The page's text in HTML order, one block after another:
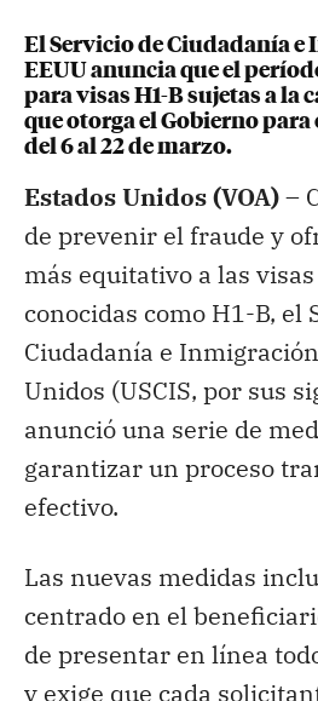
El Servicio de Ciudadanía e
EEUU anuncia que el
para visas H1-B sujetas a la
que otorga el Gobierno para
del 6 al 22 de marzo.
Estados Unidos (VOA) –
de prevenir el fraude y
más equitativo a las
conocidas como H1-B, el
Ciudadanía e
Unidos (USCIS, por sus
anunció una serie de
garantizar un proceso
efectivo.
Las nuevas medidas
centrado en el
de presentar en línea
y exige que cada